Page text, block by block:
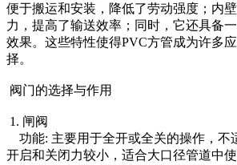
便于搬运和安装，降低了劳动强度；内
力，提高了输送效率；同时，它还具备
效果。这些特性使得PVC方管成为许多
择。
阀门的选择与作用
1. 闸阀
功能: 主要用于全开或全关的操作，不
开启和关闭力较小，适合大口径管道中使